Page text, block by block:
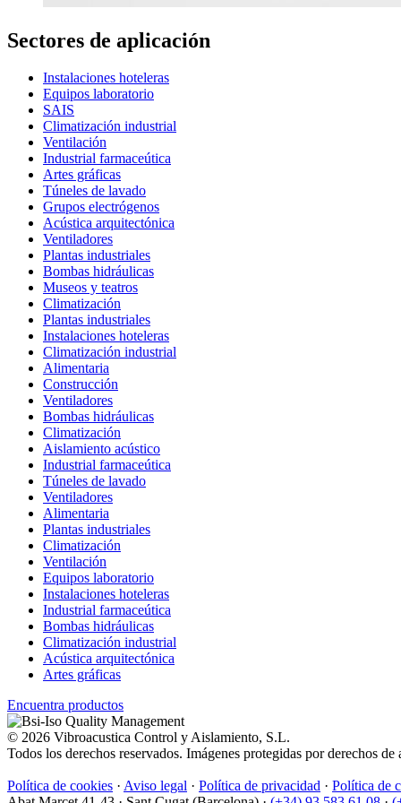
Sectores de aplicación
Instalaciones hoteleras
Equipos laboratorio
SAIS
Climatización industrial
Ventilación
Industrial farmaceútica
Artes gráficas
Túneles de lavado
Grupos electrógenos
Acústica arquitectónica
Ventiladores
Plantas industriales
Bombas hidráulicas
Museos y teatros
Climatización
Plantas industriales
Instalaciones hoteleras
Climatización industrial
Alimentaria
Construcción
Ventiladores
Bombas hidráulicas
Climatización
Aislamiento acústico
Industrial farmaceútica
Túneles de lavado
Ventiladores
Alimentaria
Plantas industriales
Climatización
Ventilación
Equipos laboratorio
Instalaciones hoteleras
Industrial farmaceútica
Bombas hidráulicas
Climatización industrial
Acústica arquitectónica
Artes gráficas
Encuentra productos
© 2026 Vibroacustica Control y Aislamiento, S.L.
Todos los derechos reservados. Imágenes protegidas por derechos de
Política de cookies · Aviso legal · Política de privacidad · Política de